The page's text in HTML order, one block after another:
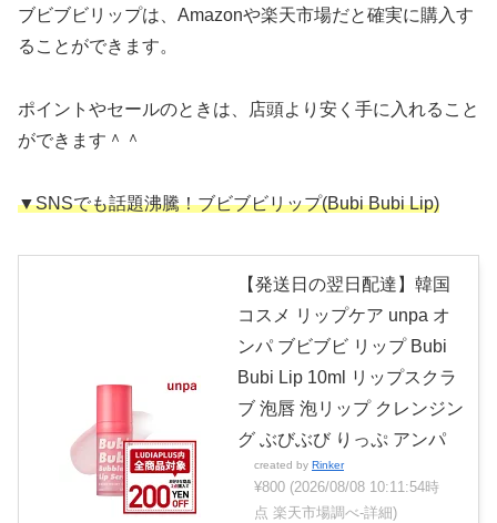
ブビブビリップは、Amazonや楽天市場だと確実に購入す
ることができます。
ポイントやセールのときは、店頭より安く手に入れること
ができます＾＾
▼SNSでも話題沸騰！ブビブビリップ(Bubi Bubi Lip)
【発送日の翌日配達】韓国
コスメ リップケア unpa オ
ンパ ブビブビ リップ Bubi
Bubi Lip 10ml リップスクラ
ブ 泡唇 泡リップ クレンジン
グ ぶびぶび りっぷ アンパ
created by Rinker
¥800 (2026/08/08 10:11:54時
点 楽天市場調べ-詳細)